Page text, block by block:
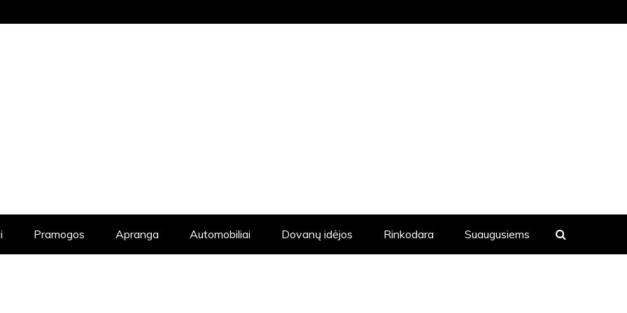
Pramogos Apranga Automobiliai Dovanų idėjos Rinkodara Suaugusiems